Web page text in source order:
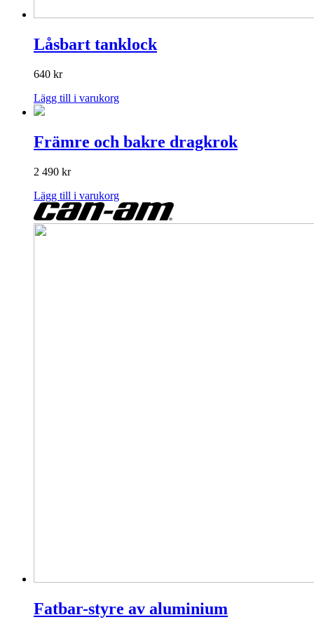
Låsbart tanklock
640 kr
Lägg till i varukorg
Främre och bakre dragkrok
2 490 kr
Lägg till i varukorg
Fatbar-styre av aluminium